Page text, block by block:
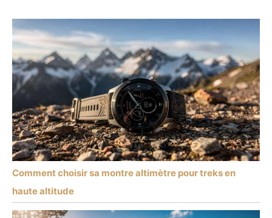
Comment choisir sa montre altimètre pour treks en
haute altitude